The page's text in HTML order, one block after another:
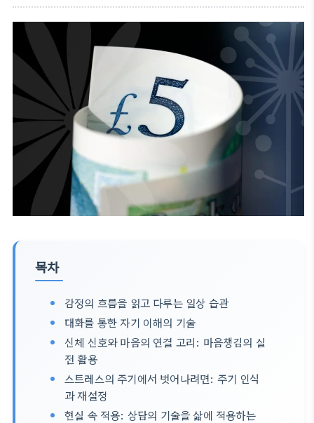
목차
감정의 흐름을 읽고 다루는 일상 습관
대화를 통한 자기 이해의 기술
신체 신호와 마음의 연결 고리: 마음챙김의 실
전 활용
스트레스의 주기에서 벗어나려면: 주기 인식
과 재설정
현실 속 적용: 상담의 기술을 삶에 적용하는